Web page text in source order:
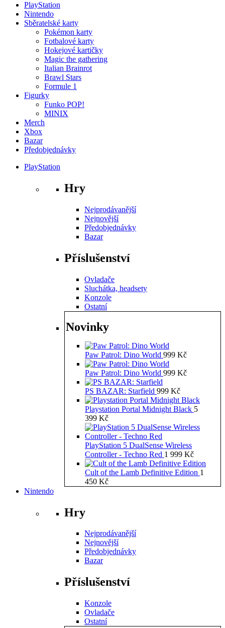
PlayStation
Nintendo
Sběratelské karty
Pokémon karty
Fotbalové karty
Hokejové kartičky
Magic the gathering
Italian Brainrot
Brawl Stars
Formule 1
Figurky
Funko POP!
MINIX
Merch
Xbox
Bazar
Předobjednávky
PlayStation
Hry
Nejprodávanější
Nejnovější
Předobjednávky
Bazar
Příslušenství
Ovladače
Sluchátka, headsety
Konzole
Ostatní
Novinky
Paw Patrol: Dino World 999 Kč
Paw Patrol: Dino World 999 Kč
PS BAZAR: Starfield 999 Kč
Playstation Portal Midnight Black 5
399 Kč
PlayStation 5 DualSense Wireless
Controller - Techno Red 1 999 Kč
Cult of the Lamb Definitive Edition 1
450 Kč
Nintendo
Hry
Nejprodávanější
Nejnovější
Předobjednávky
Bazar
Příslušenství
Konzole
Ovladače
Ostatní